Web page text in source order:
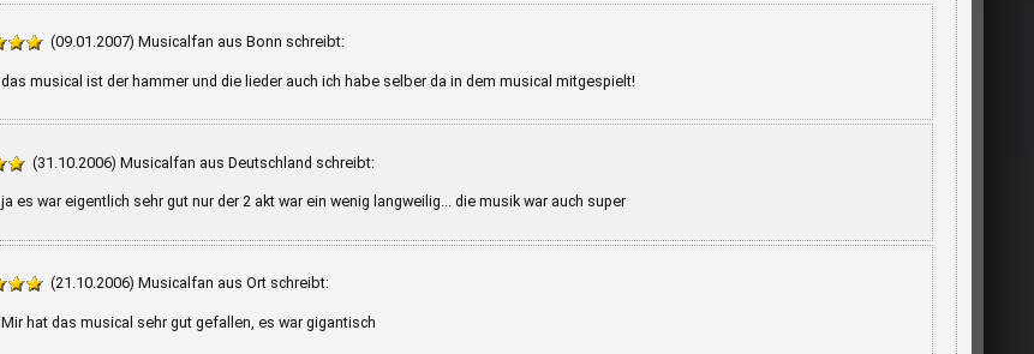
(09.01.2007) Musicalfan aus Bonn schreibt:
das musical ist der hammer und die lieder auch ich habe selber da in dem musical mitgespielt!
(31.10.2006) Musicalfan aus Deutschland schreibt:
ja es war eigentlich sehr gut nur der 2 akt war ein wenig langweilig... die musik war auch super
(21.10.2006) Musicalfan aus Ort schreibt:
Mir hat das musical sehr gut gefallen, es war gigantisch